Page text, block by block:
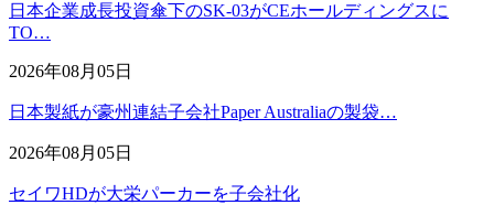
日本企業成長投資傘下のSK-03がCEホールディングスに
TO…
2026年08月05日
日本製紙が豪州連結子会社Paper Australiaの製袋…
2026年08月05日
セイワHDが大栄パーカーを子会社化